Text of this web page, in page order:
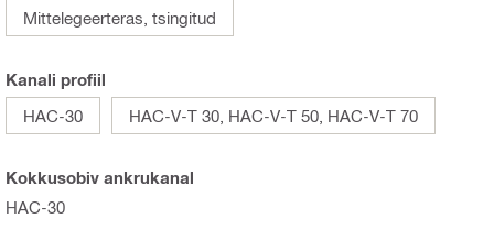
Mittelegeerteras, tsingitud
Kanali profiil
HAC-30
HAC-V-T 30, HAC-V-T 50, HAC-V-T 70
Kokkusobiv ankrukanal
HAC-30